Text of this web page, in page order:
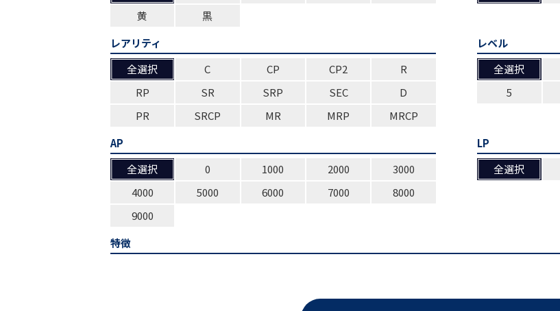
黄
黒
レアリティ
全選択
C CP CP2
R
RP
SR SRP SEC
D
PR
SRCP MR MRP MRCP
レベル
全選択
5
AP
全選択
0 1000 2000
3000
4000
5000 6000 7000
8000
9000
LP
全選択
特徴